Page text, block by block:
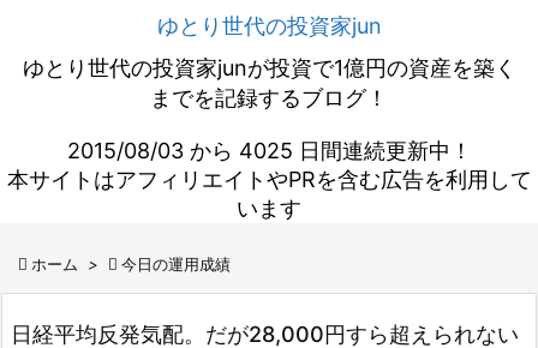
ゆとり世代の投資家jun
ゆとり世代の投資家junが投資で1億円の資産を築く
までを記録するブログ！
2015/08/03 から 4025 日間連続更新中！
本サイトはアフィリエイトやPRを含む広告を利用して
います
 ホーム >  今日の運用成績
日経平均反発気配。だが28,000円すら超えられない